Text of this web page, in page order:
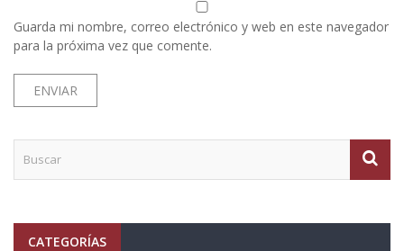
Guarda mi nombre, correo electrónico y web en este navegador
para la próxima vez que comente.
CATEGORÍAS